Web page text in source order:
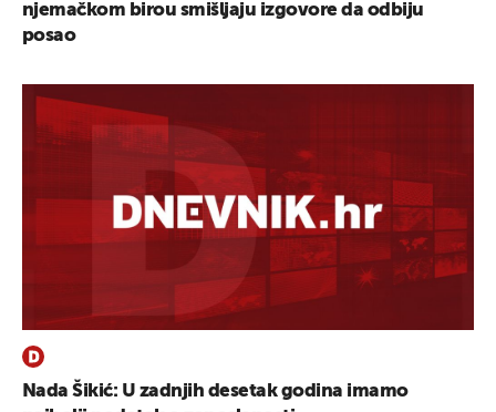
njemačkom birou smišljaju izgovore da odbiju
posao
Nada Šikić: U zadnjih desetak godina imamo